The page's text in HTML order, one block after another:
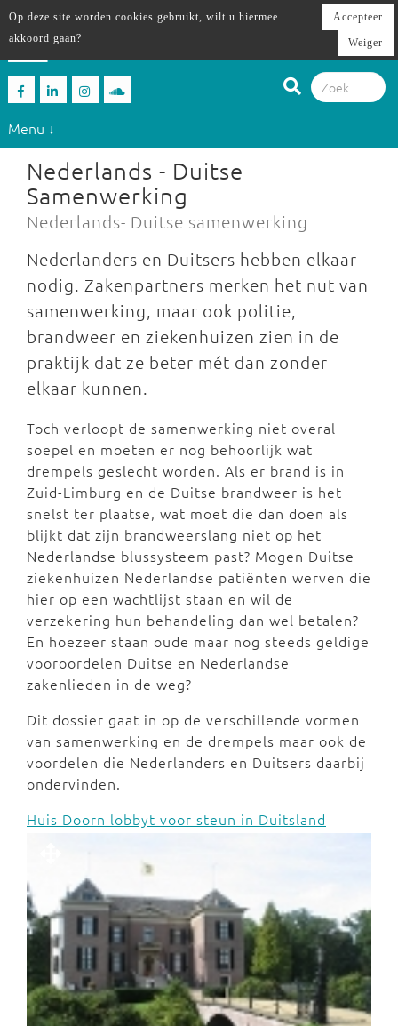
Menu ↓
Nederlands - Duitse
Samenwerking
Nederlands- Duitse samenwerking
Nederlanders en Duitsers hebben elkaar
nodig. Zakenpartners merken het nut van
samenwerking, maar ook politie,
brandweer en ziekenhuizen zien in de
praktijk dat ze beter mét dan zonder
elkaar kunnen.
Toch verloopt de samenwerking niet overal
soepel en moeten er nog behoorlijk wat
drempels geslecht worden. Als er brand is in
Zuid-Limburg en de Duitse brandweer is het
snelst ter plaatse, wat moet die dan doen als
blijkt dat zijn brandweerslang niet op het
Nederlandse blussysteem past? Mogen Duitse
ziekenhuizen Nederlandse patiënten werven die
hier op een wachtlijst staan en wil de
verzekering hun behandeling dan wel betalen?
En hoezeer staan oude maar nog steeds geldige
vooroordelen Duitse en Nederlandse
zakenlieden in de weg?
Dit dossier gaat in op de verschillende vormen
van samenwerking en de drempels maar ook de
voordelen die Nederlanders en Duitsers daarbij
ondervinden.
Huis Doorn lobbyt voor steun in Duitsland
Op deze site worden cookies gebruikt, wilt u hiermee
akkoord gaan?
Accepteer
Weiger